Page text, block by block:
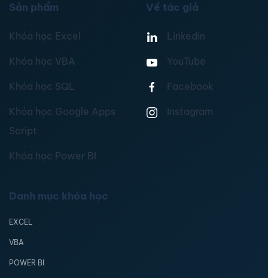
Sản phẩm
Khóa học Excel
Khóa học VBA
Khóa học SQL
Khóa học Google Apps
Script
Khóa học Power BI
Về tác giả
Linkedin
YouTube
Facebook
Instagram
Danh mục khóa học
EXCEL
VBA
POWER BI